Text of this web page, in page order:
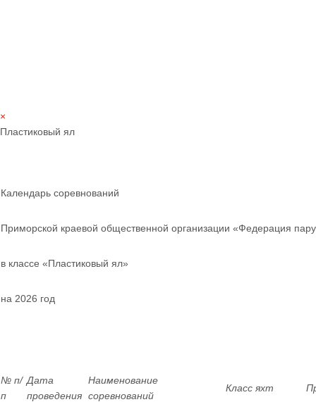
×
Пластиковый ял
Календарь соревнований
Приморской краевой общественной организации «Федерация
в классе «Пластиковый ял»
на 2026 год
№ п/
п
Дата
проведения
Наименование
соревнований
Класс яхт